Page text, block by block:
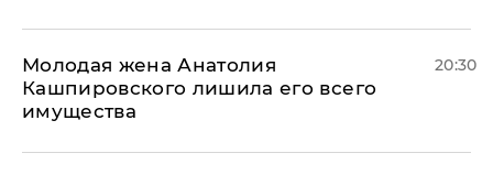
Молодая жена Анатолия
Кашпировского лишила его всего
имущества
20:30